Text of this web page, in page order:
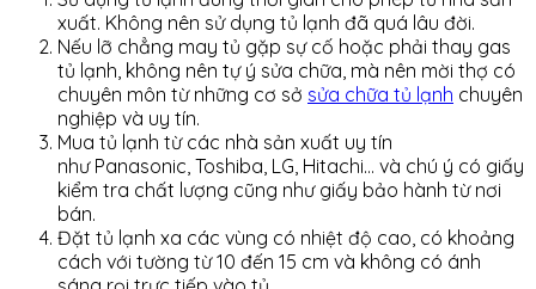
xuất. Không nên sử dụng tủ lạnh đã quá lâu đời.
Nếu lỡ chẳng may tủ gặp sự cố hoặc phải thay gas
tủ lạnh, không nên tự ý sửa chữa, mà nên mời thợ có
chuyên môn từ những cơ sở sửa chữa tủ lạnh chuyên
nghiệp và uy tín.
Mua tủ lạnh từ các nhà sản xuất uy tín
như Panasonic, Toshiba, LG, Hitachi… và chú ý có giấy
kiểm tra chất lượng cũng như giấy bảo hành từ nơi
bán.
Đặt tủ lạnh xa các vùng có nhiệt độ cao, có khoảng
cách với tường từ 10 đến 15 cm và không có ánh